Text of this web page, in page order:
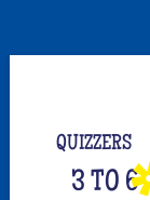
QUIZZERS
3 TO 6